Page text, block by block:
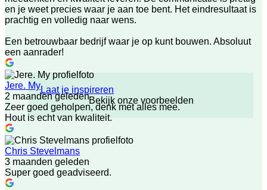
Laat je inspireren
Bekijk onze voorbeelden
en je weet precies waar je aan toe bent. Het eindresultaat is
prachtig en volledig naar wens.
Een betrouwbaar bedrijf waar je op kunt bouwen. Absoluut
een aanrader!
Jere. My
2 maanden geleden
Zeer goed geholpen, denk met alles mee.
Hout is echt van kwaliteit.
Chris Stevelmans
3 maanden geleden
Super goed geadviseerd.